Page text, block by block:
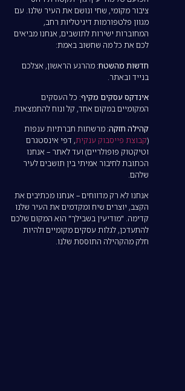
ציבור מקומי, שחי ונושם את העיר שלנו. עם
מגוון פלטפורמות דיגיטליות רחב,
המחוברות ישירות לתושבים, אנחנו מביאים
לכם את כל מה שחשוב באמת:
חדשות מהשטח: מהרגע הראשון, אצלכם
בנייד ובאתר.
אינדקס עסקים מקיף: כל העסקים
המקומיים במקום אחד, קל ונוח להתמצאות.
קהילה חזקה: מרשתות חברתיות ענפות
(קבוצת פייסבוק ענקית, דפי אינסטגרם
וטיקטוק פופולריים) ועד לאתר – אנחנו
הכתובת לחיבור אמיתי בין תושבים לעיר
שלהם.
אנחנו לא רק מדווחים – אנחנו מכתיבים את
הקצב, יוצרים שיח ומקדמים את העיר שלנו
קדימה. "מודיעין בשבילך" הוא המקום שלכם
להתעדכן, לגלות עסקים מקומיים ולהיות
חלק מהקהילה התוססת שלנו.